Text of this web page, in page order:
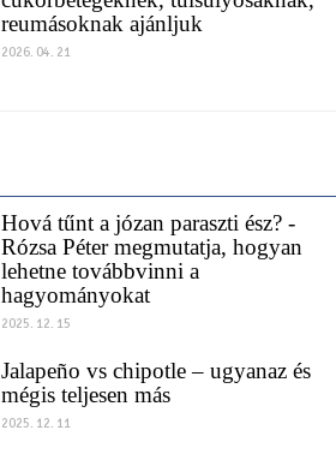
cukorbetegeknek, túlsúlyosaknak,
reumásoknak ajánljuk
Hová tűnt a józan paraszti ész? -
Rózsa Péter megmutatja, hogyan
lehetne továbbvinni a
hagyományokat
Jalapeño vs chipotle – ugyanaz és
mégis teljesen más